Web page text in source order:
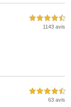
4,5 étoiles sur 5
1143 avis
4,5 étoiles sur 5
63 avis